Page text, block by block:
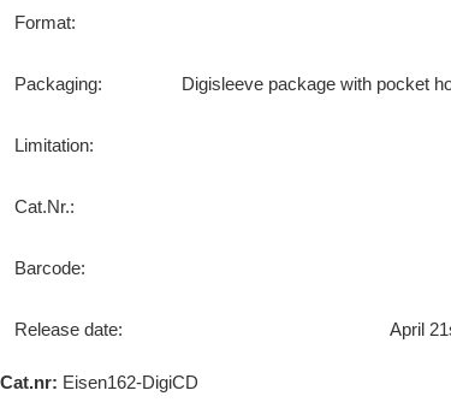
Format:
Packaging: Digisleeve package with pocket
Limitation:
Cat.Nr.:
Barcode:
Release date: April
Cat.nr: Eisen162-DigiCD